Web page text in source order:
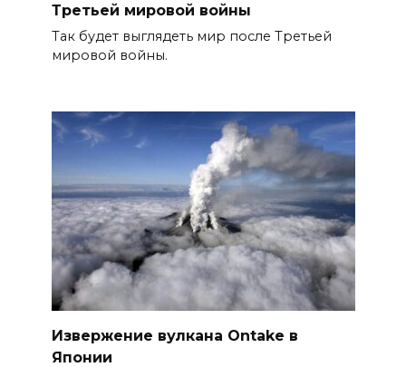
Третьей мировой войны
Так будет выглядеть мир после Третьей
мировой войны.
Извержение вулкана Ontake в
Японии